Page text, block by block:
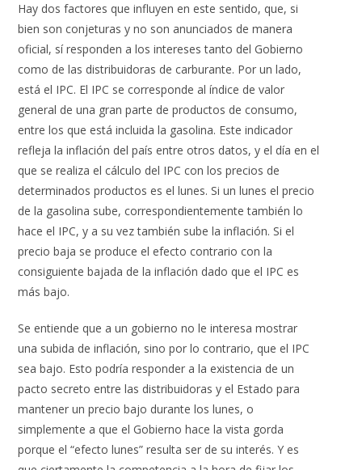
Hay dos factores que influyen en este sentido, que, si
bien son conjeturas y no son anunciados de manera
oficial, sí responden a los intereses tanto del Gobierno
como de las distribuidoras de carburante. Por un lado,
está el IPC. El IPC se corresponde al índice de valor
general de una gran parte de productos de consumo,
entre los que está incluida la gasolina. Este indicador
refleja la inflación del país entre otros datos, y el día en el
que se realiza el cálculo del IPC con los precios de
determinados productos es el lunes. Si un lunes el precio
de la gasolina sube, correspondientemente también lo
hace el IPC, y a su vez también sube la inflación. Si el
precio baja se produce el efecto contrario con la
consiguiente bajada de la inflación dado que el IPC es
más bajo.
Se entiende que a un gobierno no le interesa mostrar
una subida de inflación, sino por lo contrario, que el IPC
sea bajo. Esto podría responder a la existencia de un
pacto secreto entre las distribuidoras y el Estado para
mantener un precio bajo durante los lunes, o
simplemente a que el Gobierno hace la vista gorda
porque el “efecto lunes” resulta ser de su interés. Y es